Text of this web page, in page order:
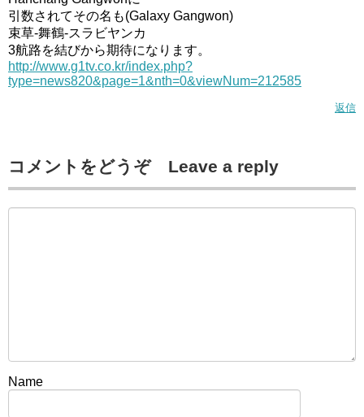
引数されてその名も(Galaxy Gangwon)
束草-舞鶴-スラビヤンカ
3航路を結びから期待になります。
http://www.g1tv.co.kr/index.php?
type=news820&page=1&nth=0&viewNum=212585
返信
コメントをどうぞ Leave a reply
Name